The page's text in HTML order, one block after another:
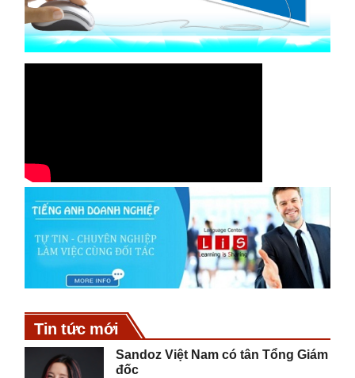
Tin tức mới
Sandoz Việt Nam có tân Tổng Giám
đốc